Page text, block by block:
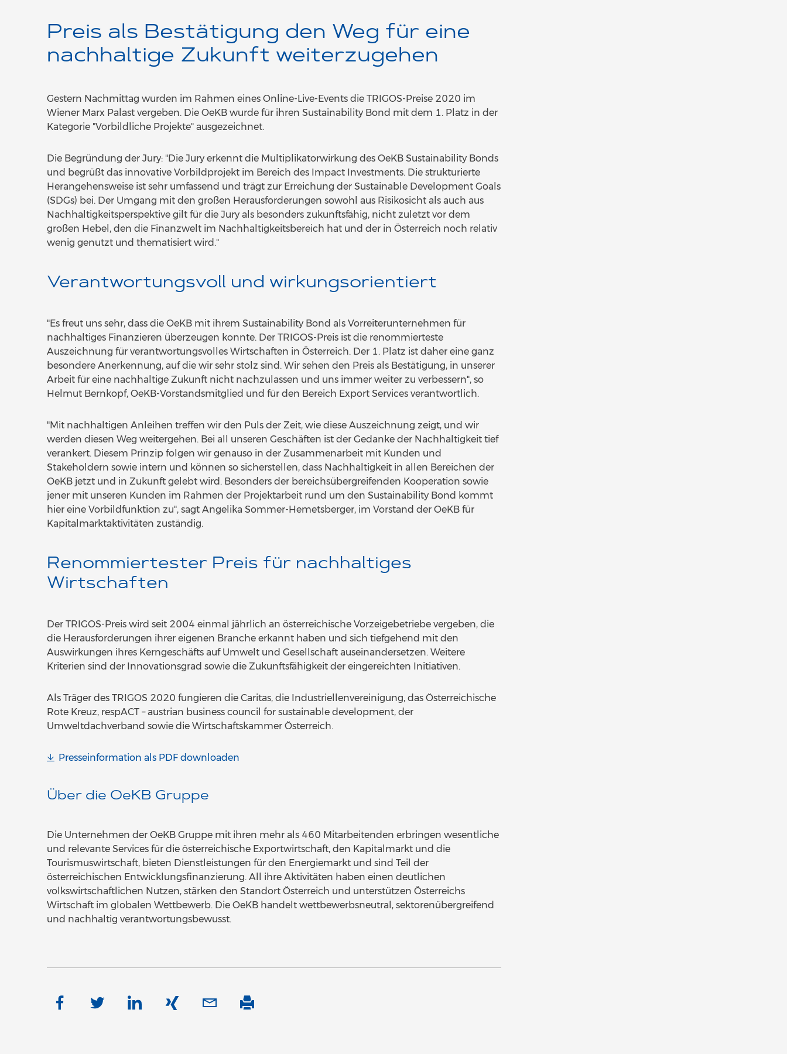
Preis als Bestätigung den Weg für eine
nachhaltige Zukunft weiterzugehen
Gestern Nachmittag wurden im Rahmen eines Online-Live-Events die TRIGOS-Preise 2020 im
Wiener Marx Palast vergeben. Die OeKB wurde für ihren Sustainability Bond mit dem 1. Platz in der
Kategorie "Vorbildliche Projekte" ausgezeichnet.
Die Begründung der Jury: "Die Jury erkennt die Multiplikatorwirkung des OeKB Sustainability Bonds
und begrüßt das innovative Vorbildprojekt im Bereich des Impact Investments. Die strukturierte
Herangehensweise ist sehr umfassend und trägt zur Erreichung der Sustainable Development Goals
(SDGs) bei. Der Umgang mit den großen Herausforderungen sowohl aus Risikosicht als auch aus
Nachhaltigkeitsperspektive gilt für die Jury als besonders zukunftsfähig, nicht zuletzt vor dem
großen Hebel, den die Finanzwelt im Nachhaltigkeitsbereich hat und der in Österreich noch relativ
wenig genutzt und thematisiert wird."
Verantwortungsvoll und wirkungsorientiert
"Es freut uns sehr, dass die OeKB mit ihrem Sustainability Bond als Vorreiterunternehmen für
nachhaltiges Finanzieren überzeugen konnte. Der TRIGOS-Preis ist die renommierteste
Auszeichnung für verantwortungsvolles Wirtschaften in Österreich. Der 1. Platz ist daher eine ganz
besondere Anerkennung, auf die wir sehr stolz sind. Wir sehen den Preis als Bestätigung, in unserer
Arbeit für eine nachhaltige Zukunft nicht nachzulassen und uns immer weiter zu verbessern", so
Helmut Bernkopf, OeKB-Vorstandsmitglied und für den Bereich Export Services verantwortlich.
"Mit nachhaltigen Anleihen treffen wir den Puls der Zeit, wie diese Auszeichnung zeigt, und wir
werden diesen Weg weitergehen. Bei all unseren Geschäften ist der Gedanke der Nachhaltigkeit tief
verankert. Diesem Prinzip folgen wir genauso in der Zusammenarbeit mit Kunden und
Stakeholdern sowie intern und können so sicherstellen, dass Nachhaltigkeit in allen Bereichen der
OeKB jetzt und in Zukunft gelebt wird. Besonders der bereichsübergreifenden Kooperation sowie
jener mit unseren Kunden im Rahmen der Projektarbeit rund um den Sustainability Bond kommt
hier eine Vorbildfunktion zu", sagt Angelika Sommer-Hemetsberger, im Vorstand der OeKB für
Kapitalmarktaktivitäten zuständig.
Renommiertester Preis für nachhaltiges
Wirtschaften
Der TRIGOS-Preis wird seit 2004 einmal jährlich an österreichische Vorzeigebetriebe vergeben, die
die Herausforderungen ihrer eigenen Branche erkannt haben und sich tiefgehend mit den
Auswirkungen ihres Kerngeschäfts auf Umwelt und Gesellschaft auseinandersetzen. Weitere
Kriterien sind der Innovationsgrad sowie die Zukunftsfähigkeit der eingereichten Initiativen.
Als Träger des TRIGOS 2020 fungieren die Caritas, die Industriellenvereinigung, das Österreichische
Rote Kreuz, respACT – austrian business council for sustainable development, der
Umweltdachverband sowie die Wirtschaftskammer Österreich.
Presseinformation als PDF downloaden
Über die OeKB Gruppe
Die Unternehmen der OeKB Gruppe mit ihren mehr als 460 Mitarbeitenden erbringen wesentliche
und relevante Services für die österreichische Exportwirtschaft, den Kapitalmarkt und die
Tourismuswirtschaft, bieten Dienstleistungen für den Energiemarkt und sind Teil der
österreichischen Entwicklungsfinanzierung. All ihre Aktivitäten haben einen deutlichen
volkswirtschaftlichen Nutzen, stärken den Standort Österreich und unterstützen Österreichs
Wirtschaft im globalen Wettbewerb. Die OeKB handelt wettbewerbsneutral, sektorenübergreifend
und nachhaltig verantwortungsbewusst.